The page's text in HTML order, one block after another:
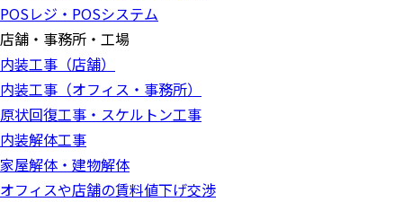
POSレジ・POSシステム
店舗・事務所・工場
内装工事（店舗）
内装工事（オフィス・事務所）
原状回復工事・スケルトン工事
内装解体工事
家屋解体・建物解体
オフィスや店舗の賃料値下げ交渉